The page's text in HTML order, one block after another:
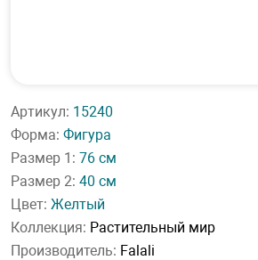
Артикул: 15240
Форма: Фигура
Размер 1: 76 см
Размер 2: 40 см
Цвет: Желтый
Коллекция: Растительный мир
Производитель: Falali